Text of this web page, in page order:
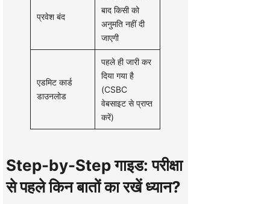
प्रवेश बंद
बाद किसी को
अनुमति नहीं दी
जाएगी
एडमिट कार्ड
डाउनलोड
पहले ही जारी कर
दिया गया है
(CSBC
वेबसाइट से प्राप्त
करें)
Step-by-Step गाइड: परीक्षा
से पहले किन बातों का रखें ध्यान?